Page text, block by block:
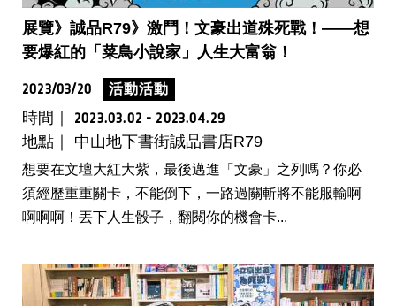
展覽》誠品R79》激鬥！文豪出道殊死戰！——想
要爆紅的「菜鳥小說家」人生大富翁！
2023/03/20 活動活動
時間｜ 2023.03.02 - 2023.04.29
地點｜ 中山地下書街誠品書店R79
想要在文壇大紅大紫，最後邁進「文豪」之列嗎？你必
須經歷重重關卡，不能倒下，一路過關斬將不能服輸啊
啊啊啊！丟下人生骰子，翻閱你的機會卡...